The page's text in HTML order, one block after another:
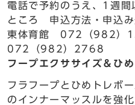
電話で予約のうえ、1週間
ところ 申込方法・申込
東体育館 072（982）
072（982）2768
フープエクササイズ＆ひ
フラフープとひめトレボ
のインナーマッスルを強